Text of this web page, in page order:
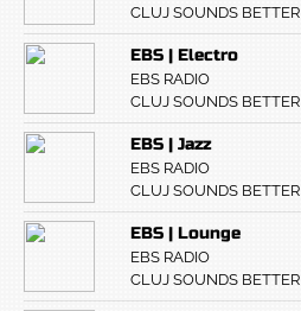
CLUJ SOUNDS BETTER
EBS | Electro
EBS RADIO
CLUJ SOUNDS BETTER
EBS | Jazz
EBS RADIO
CLUJ SOUNDS BETTER
EBS | Lounge
EBS RADIO
CLUJ SOUNDS BETTER